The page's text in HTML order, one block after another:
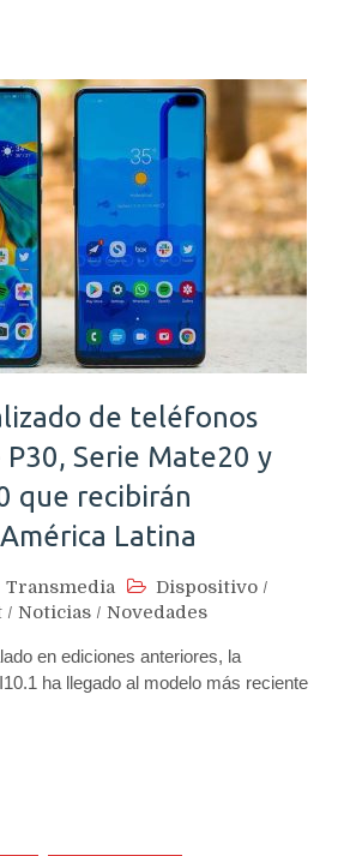
de teléfonos
P30, Serie Mate20 y
que recibirán
Latina
Transmedia Dispositivo /
/ Noticias / Novedades
en ediciones anteriores, la
ha llegado al modelo más reciente